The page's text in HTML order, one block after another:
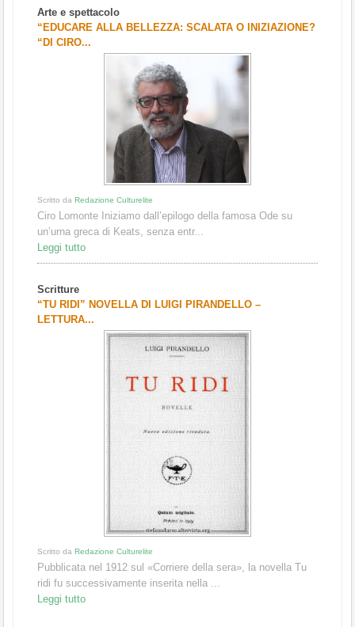
Arte e spettacolo
“EDUCARE ALLA BELLEZZA: SCALATA O INIZIAZIONE?
“DI CIRO...
Scritto da Redazione Culturelite
Ciro Lomonte Iniziamo dall’epilogo della famosa Ode su
un’urna greca di Keats, senza entr...
Leggi tutto
Scritture
“TU RIDI” NOVELLA DI LUIGI PIRANDELLO –
LETTURA...
Scritto da Redazione Culturelite
Pubblicata nel 1912 sul «Corriere della sera», la novella Tu
ridi fu successivamente inserita nella ...
Leggi tutto